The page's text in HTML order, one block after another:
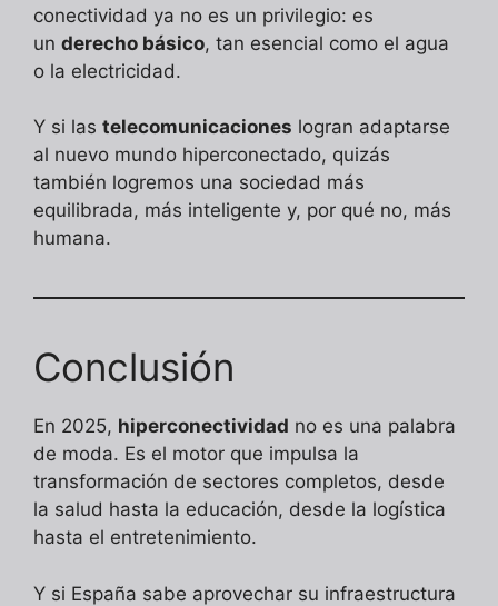
conectividad ya no es un privilegio: es
un derecho básico, tan esencial como el agua
o la electricidad.
Y si las telecomunicaciones logran adaptarse
al nuevo mundo hiperconectado, quizás
también logremos una sociedad más
equilibrada, más inteligente y, por qué no, más
humana.
Conclusión
En 2025, hiperconectividad no es una palabra
de moda. Es el motor que impulsa la
transformación de sectores completos, desde
la salud hasta la educación, desde la logística
hasta el entretenimiento.
Y si España sabe aprovechar su infraestructura